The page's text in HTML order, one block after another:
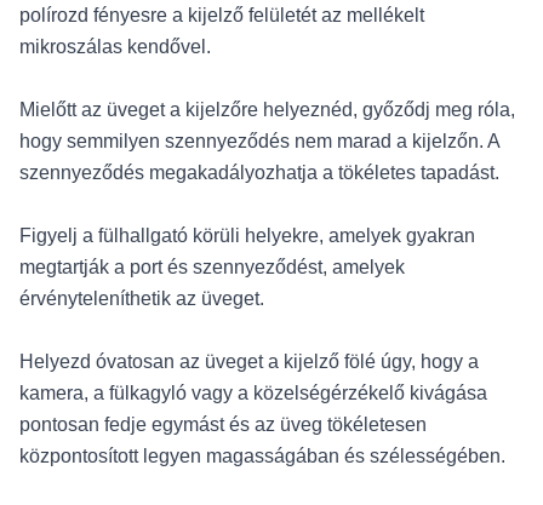
polírozd fényesre a kijelző felületét az mellékelt
mikroszálas kendővel.
Mielőtt az üveget a kijelzőre helyeznéd, győződj meg róla,
hogy semmilyen szennyeződés nem marad a kijelzőn. A
szennyeződés megakadályozhatja a tökéletes tapadást.
Figyelj a fülhallgató körüli helyekre, amelyek gyakran
megtartják a port és szennyeződést, amelyek
érvényteleníthetik az üveget.
Helyezd óvatosan az üveget a kijelző fölé úgy, hogy a
kamera, a fülkagyló vagy a közelségérzékelő kivágása
pontosan fedje egymást és az üveg tökéletesen
központosított legyen magasságában és szélességében.